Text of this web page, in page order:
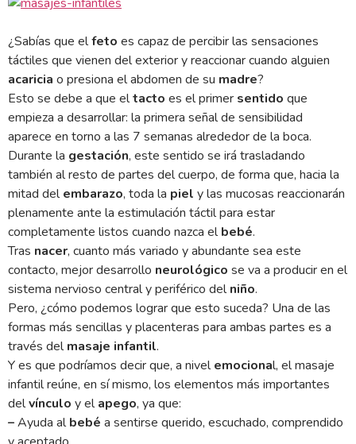
¿Sabías que elfeto es capaz de percibir las sensaciones
táctiles que vienen del exterior y reaccionar cuando alguien
acaricia o presiona el abdomen de su madre?
Esto se debe a que eltacto es el primer sentido que
empieza a desarrollar: la primera señal de sensibilidad
aparece en torno a las 7 semanas alrededor de la boca.
Durante la gestación, este sentido se irá trasladando
también al resto de partes del cuerpo, de forma que, hacia la
mitad delembarazo, toda la piel y las mucosas reaccionarán
plenamente ante la estimulación táctil para estar
completamente listos cuando nazca elbebé.
Tras nacer, cuanto más variado y abundante sea este
contacto, mejor desarrollo neurológico se va a producir en el
sistema nervioso central y periférico delniño.
Pero, ¿cómo podemos lograr que esto suceda? Una de las
formas más sencillas y placenteras para ambas partes es a
través delmasaje infantil.
Y es que podríamos decir que, a nivelemocional, el masaje
infantil reúne, en sí mismo, los elementos más importantes
delvínculo y elapego, ya que:
–Ayuda albebé a sentirse querido, escuchado, comprendido